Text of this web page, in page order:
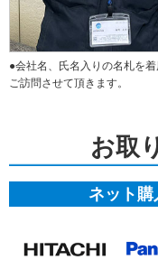
●会社名、氏名入りの名札を着
ご訪問させて頂きます。
お取
ネット購